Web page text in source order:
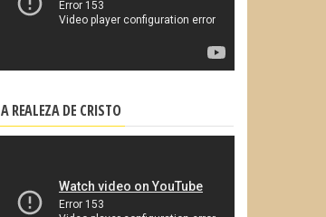
A REALEZA DE CRISTO